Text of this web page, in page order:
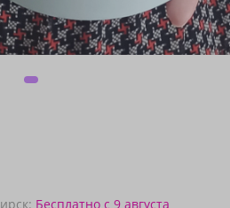
Бесплатно с 9 августа